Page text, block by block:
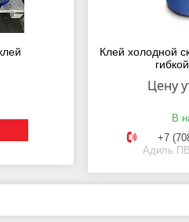
Клей холодной
Цену
В
+7
Адиль